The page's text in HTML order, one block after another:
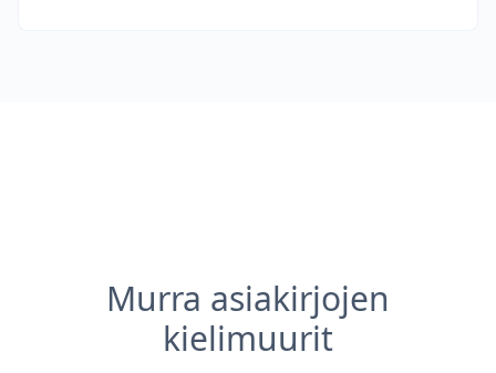
Murra asiakirjojen
kielimuurit